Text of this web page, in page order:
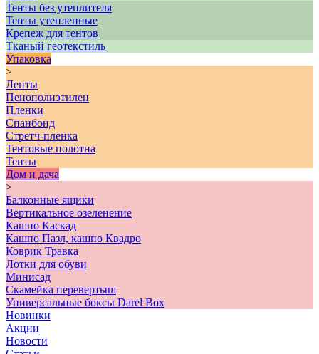
Тенты без утеплителя
Тенты утепленные
Крепеж для тентов
Тканый геотекстиль
Упаковка
>
Ленты
Пенополиэтилен
Пленки
Спанбонд
Стретч-пленка
Тентовые полотна
Тенты
Дом и дача
>
Балконные ящики
Вертикальное озеленение
Кашпо Каскад
Кашпо Пазл, кашпо Квадро
Коврик Травка
Лотки для обуви
Минисад
Скамейка перевертыш
Универсальные боксы Darel Box
Новинки
Акции
Новости